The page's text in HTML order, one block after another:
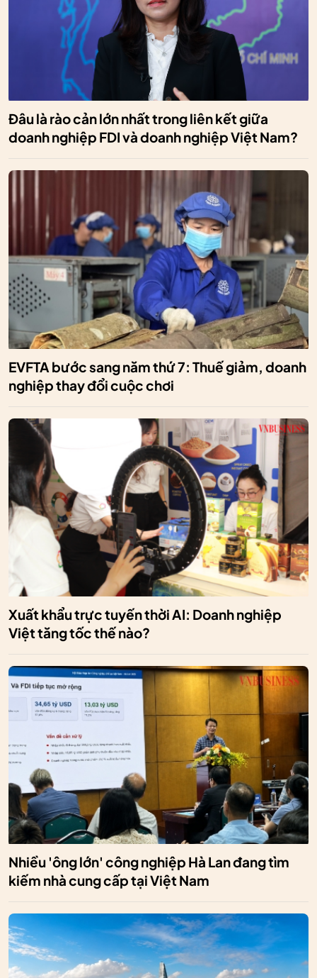
Đâu là rào cản lớn nhất trong liên kết giữa
doanh nghiệp FDI và doanh nghiệp Việt Nam?
EVFTA bước sang năm thứ 7: Thuế giảm, doanh
nghiệp thay đổi cuộc chơi
Xuất khẩu trực tuyến thời AI: Doanh nghiệp
Việt tăng tốc thế nào?
Nhiều 'ông lớn' công nghiệp Hà Lan đang tìm
kiếm nhà cung cấp tại Việt Nam